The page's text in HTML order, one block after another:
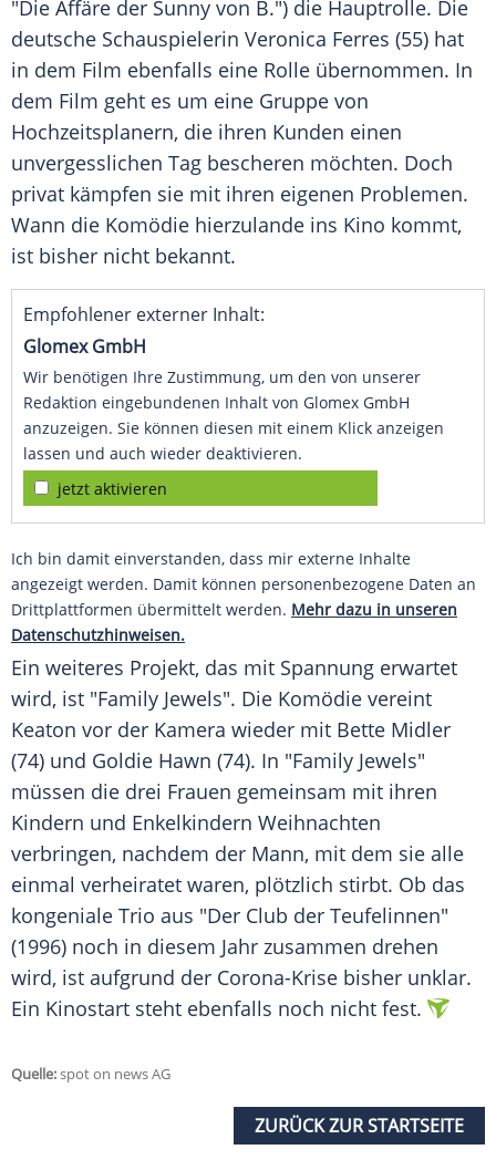
"Die Affäre der Sunny von B.") die Hauptrolle. Die
deutsche Schauspielerin Veronica Ferres (55) hat
in dem Film ebenfalls eine Rolle übernommen. In
dem Film geht es um eine Gruppe von
Hochzeitsplanern, die ihren Kunden einen
unvergesslichen Tag bescheren möchten. Doch
privat kämpfen sie mit ihren eigenen Problemen.
Wann die Komödie hierzulande ins Kino kommt,
ist bisher nicht bekannt.
Empfohlener externer Inhalt:
Glomex GmbH
Wir benötigen Ihre Zustimmung, um den von unserer
Redaktion eingebundenen Inhalt von Glomex GmbH
anzuzeigen. Sie können diesen mit einem Klick anzeigen
lassen und auch wieder deaktivieren.
jetzt aktivieren
Ich bin damit einverstanden, dass mir externe Inhalte
angezeigt werden. Damit können personenbezogene Daten an
Drittplattformen übermittelt werden. Mehr dazu in unseren
Datenschutzhinweisen.
Ein weiteres Projekt, das mit Spannung erwartet
wird, ist "Family Jewels". Die Komödie vereint
Keaton vor der Kamera wieder mit Bette Midler
(74) und Goldie Hawn (74). In "Family Jewels"
müssen die drei Frauen gemeinsam mit ihren
Kindern und Enkelkindern Weihnachten
verbringen, nachdem der Mann, mit dem sie alle
einmal verheiratet waren, plötzlich stirbt. Ob das
kongeniale Trio aus "Der Club der Teufelinnen"
(1996) noch in diesem Jahr zusammen drehen
wird, ist aufgrund der Corona-Krise bisher unklar.
Ein Kinostart steht ebenfalls noch nicht fest.
Quelle:spot on news AG
ZURÜCK ZUR STARTSEITE